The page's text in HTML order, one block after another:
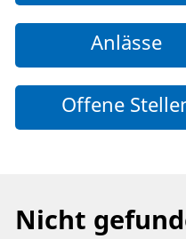
Anlässe
Offene
Nicht